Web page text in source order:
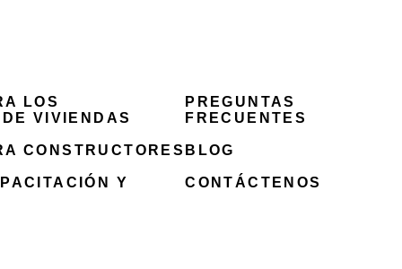
LOS
VIVIENDAS
CONSTRUCTORES
Y
PREGUNTAS
FRECUENTES
BLOG
CONTÁCTENOS